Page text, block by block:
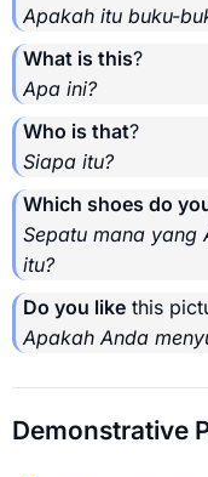
Apakah itu buku-
What is this?
Apa ini?
Who is that?
Siapa itu?
Which shoes do
Sepatu mana
itu?
Do you like this
Apakah Anda
Demonstrative